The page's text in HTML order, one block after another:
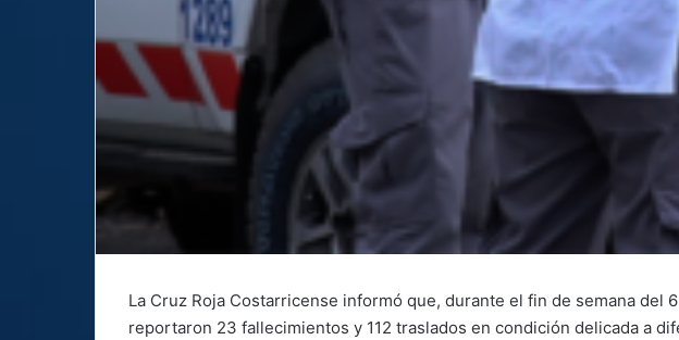
La Cruz Roja Costarricense informó que, durante el fin de semana del
reportaron 23 fallecimientos y 112 traslados en condición delicada a